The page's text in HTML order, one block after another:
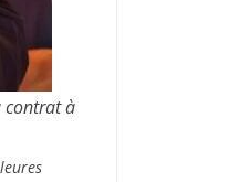
contrat à